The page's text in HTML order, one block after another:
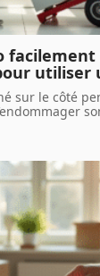
facilement
utiliser
sur le côté